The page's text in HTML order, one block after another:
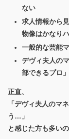
ない
求人情報から
物像はかなり
一般的な芸能
デヴィ夫人の
部できるプロ
正直、
「デヴィ夫人のマ
う…」
と感じた方も多い